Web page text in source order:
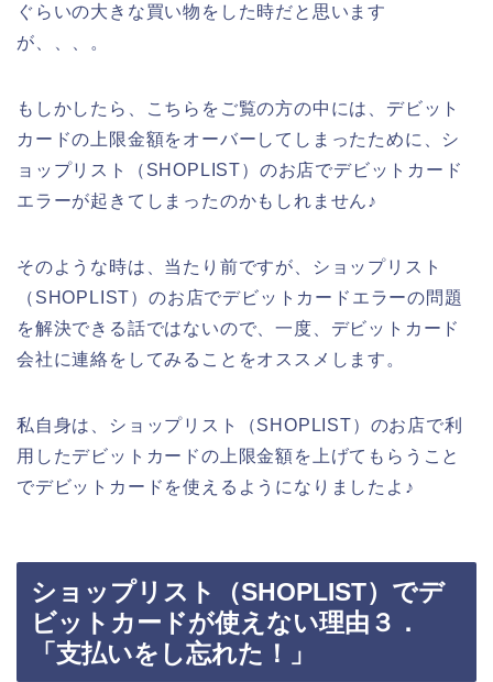
ぐらいの大きな買い物をした時だと思います
が、、、。
もしかしたら、こちらをご覧の方の中には、デビット
カードの上限金額をオーバーしてしまったために、シ
ョップリスト（SHOPLIST）のお店でデビットカード
エラーが起きてしまったのかもしれません♪
そのような時は、当たり前ですが、ショップリスト
（SHOPLIST）のお店でデビットカードエラーの問題
を解決できる話ではないので、一度、デビットカード
会社に連絡をしてみることをオススメします。
私自身は、ショップリスト（SHOPLIST）のお店で利
用したデビットカードの上限金額を上げてもらうこと
でデビットカードを使えるようになりましたよ♪
ショップリスト（SHOPLIST）でデ
ビットカードが使えない理由３．
「支払いをし忘れた！」